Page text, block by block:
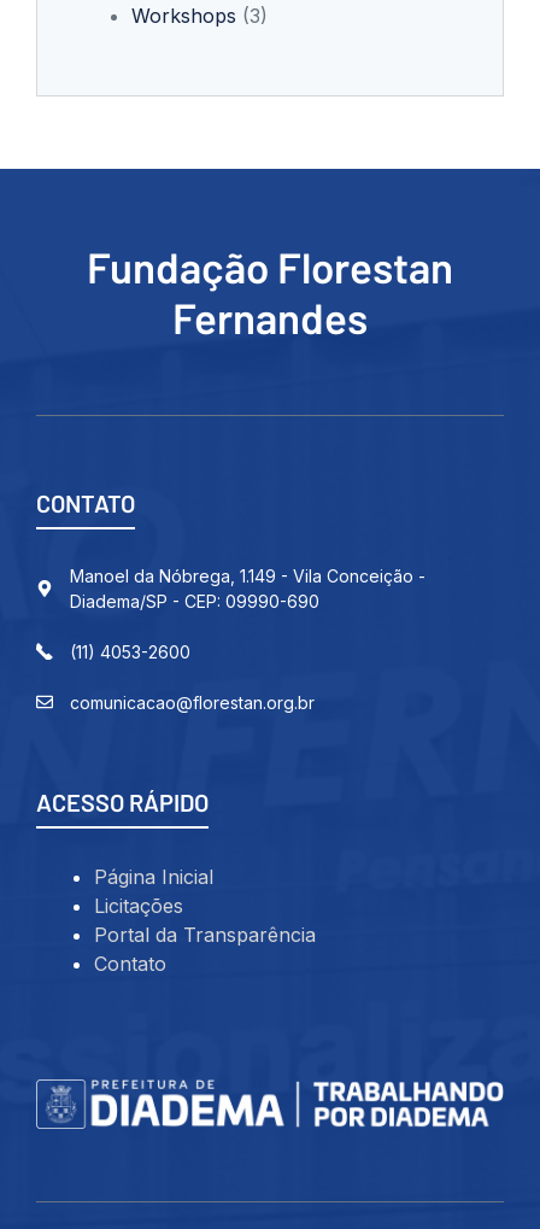
Workshops (3)
Fundação Florestan
Fernandes
CONTATO
Manoel da Nóbrega, 1.149 - Vila Conceição -
Diadema/SP - CEP: 09990-690
(11) 4053-2600
comunicacao@florestan.org.br
ACESSO RÁPIDO
Página Inicial
Licitações
Portal da Transparência
Contato